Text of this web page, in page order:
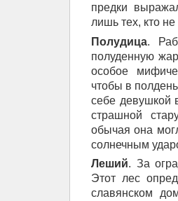
предки
лишь тех, кто
Полудица.
полуденную
особое
чтобы в
себе девушкой
страшной
обычая она
солнечным
Леший. За
Этот лес
славянском